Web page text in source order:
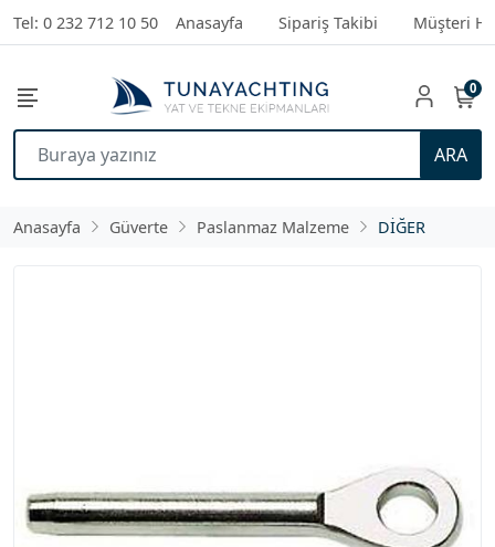
Tel: 0 232 712 10 50 Anasayfa Sipariş Takibi Müşteri
ARA
0
Anasayfa Güverte Paslanmaz Malzeme DİĞER